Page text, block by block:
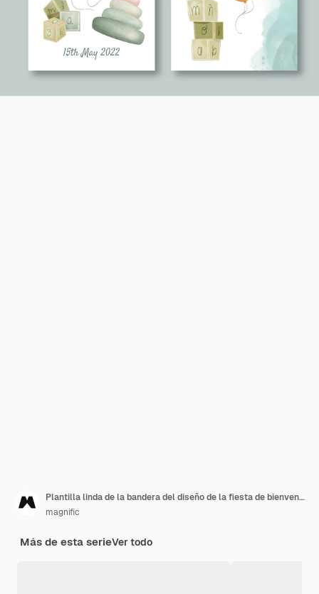
Plantilla linda de la bandera del diseño de la fiesta de bienvenida al bebé
magnific
Más de esta serieVer todo